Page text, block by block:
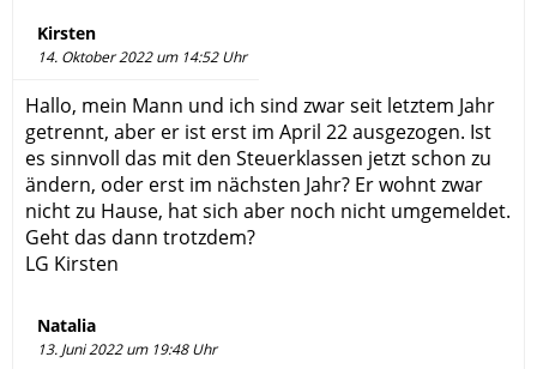
Kirsten
14. Oktober 2022 um 14:52 Uhr
Hallo, mein Mann und ich sind zwar seit letztem Jahr
getrennt, aber er ist erst im April 22 ausgezogen. Ist
es sinnvoll das mit den Steuerklassen jetzt schon zu
ändern, oder erst im nächsten Jahr? Er wohnt zwar
nicht zu Hause, hat sich aber noch nicht umgemeldet.
Geht das dann trotzdem?
LG Kirsten
Natalia
13. Juni 2022 um 19:48 Uhr